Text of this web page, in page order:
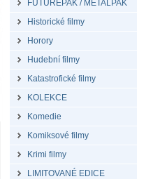
FUTUREPAK / METALPAK
Historické filmy
Horory
Hudební filmy
Katastrofické filmy
KOLEKCE
Komedie
Komiksové filmy
Krimi filmy
LIMITOVANÉ EDICE